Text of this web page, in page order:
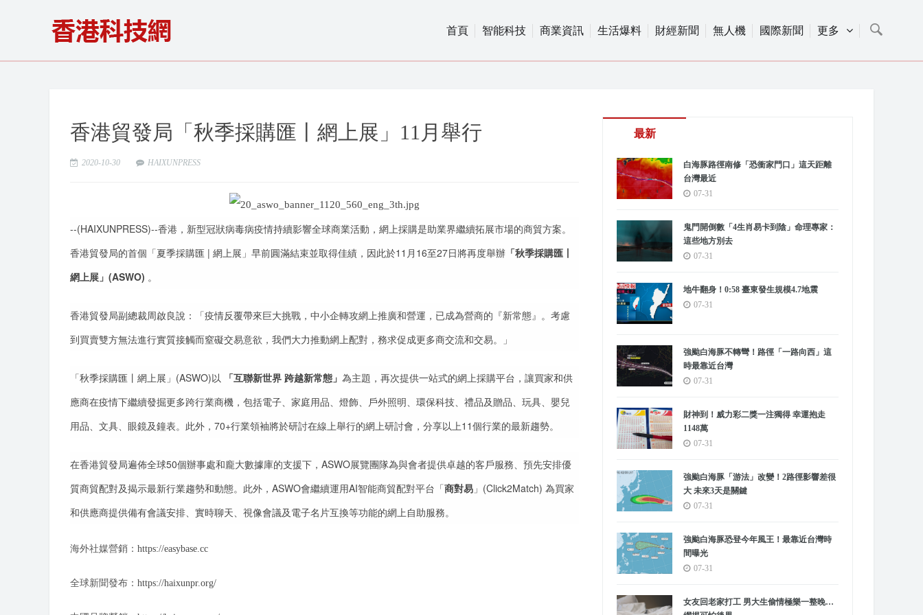
首頁 智能科技 商業資訊 生活爆料 財經新聞 無人機 國際新聞 更多
香港貿發局「秋季採購匯丨網上展」11月舉行
2020-10-30 HAIXUNPRESS
--(HAIXUNPRESS)--香港，新型冠狀病毒病疫情持續影響全球商業活動，網上採購是助業界繼續拓展市場的商貿方案。
香港貿發局的首個「夏季採購匯 | 網上展」早前圓滿結束並取得佳績，因此於11月16至27日將再度舉辦 「秋季採購匯丨
網上展」(ASWO) 。
香港貿發局副總裁周啟良說：「疫情反覆帶來巨大挑戰，中小企轉攻網上推廣和營運，已成為營商的『新常態』。考慮
到買賣雙方無法進行實質接觸而窒礙交易意欲，我們大力推動網上配對，務求促成更多商交流和交易。」
「秋季採購匯丨網上展」(ASWO)以 「互聯新世界 跨越新常態」 為主題，再次提供一站式的網上採購平台，讓買家和供
應商在疫情下繼續發掘更多跨行業商機，包括電子、家庭用品、燈飾、戶外照明、環保科技、禮品及贈品、玩具、嬰兒
用品、文具、眼鏡及鐘表。此外，70+行業領袖將於研討在線上舉行的網上研討會，分享以上11個行業的最新趨勢。
在香港貿發局遍佈全球50個辦事處和龐大數據庫的支援下，ASWO展覽團隊為與會者提供卓越的客戶服務、預先安排優
質商貿配對及揭示最新行業趨勢和動態。此外，ASWO會繼續運用AI智能商貿配對平台「商對易 」(Click2Match) 為買家
和供應商提供備有會議安排、實時聊天、視像會議及電子名片互換等功能的網上自助服務。
海外社媒營銷： https://easybase.cc
全球新聞發布： https://haixunpr.org/
最新
白海豚路徑南修「恐衝家門口」這天距離
台灣最近
07-31
鬼門開倒數「4生肖易卡到陰」命理專家：
這些地方別去
07-31
地牛翻身！0:58 臺東發生規模4.7地震
07-31
強颱白海豚不轉彎！路徑「一路向西」這
時最靠近台灣
07-31
財神到！威力彩二獎一注獨得 幸運抱走
1148萬
07-31
強颱白海豚「游法」改變！2路徑影響差很
大 未來3天是關鍵
07-31
強颱白海豚恐登今年風王！最靠近台灣時
間曝光
07-31
女友回老家打工 男大生偷情極樂一整晚…